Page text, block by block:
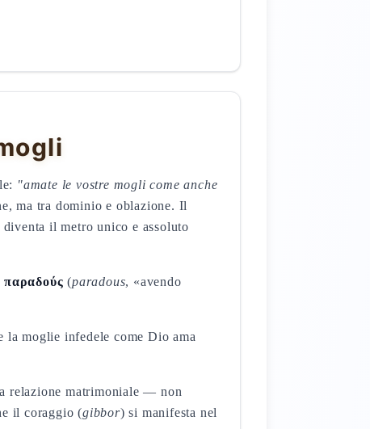
"amate le vostre mogli come anche
ma tra dominio e oblazione. Il
il metro unico e assoluto
παραδούς (paradous, «avendo
moglie infedele come Dio ama
relazione matrimoniale — non
il coraggio (gibbor) si manifesta nel